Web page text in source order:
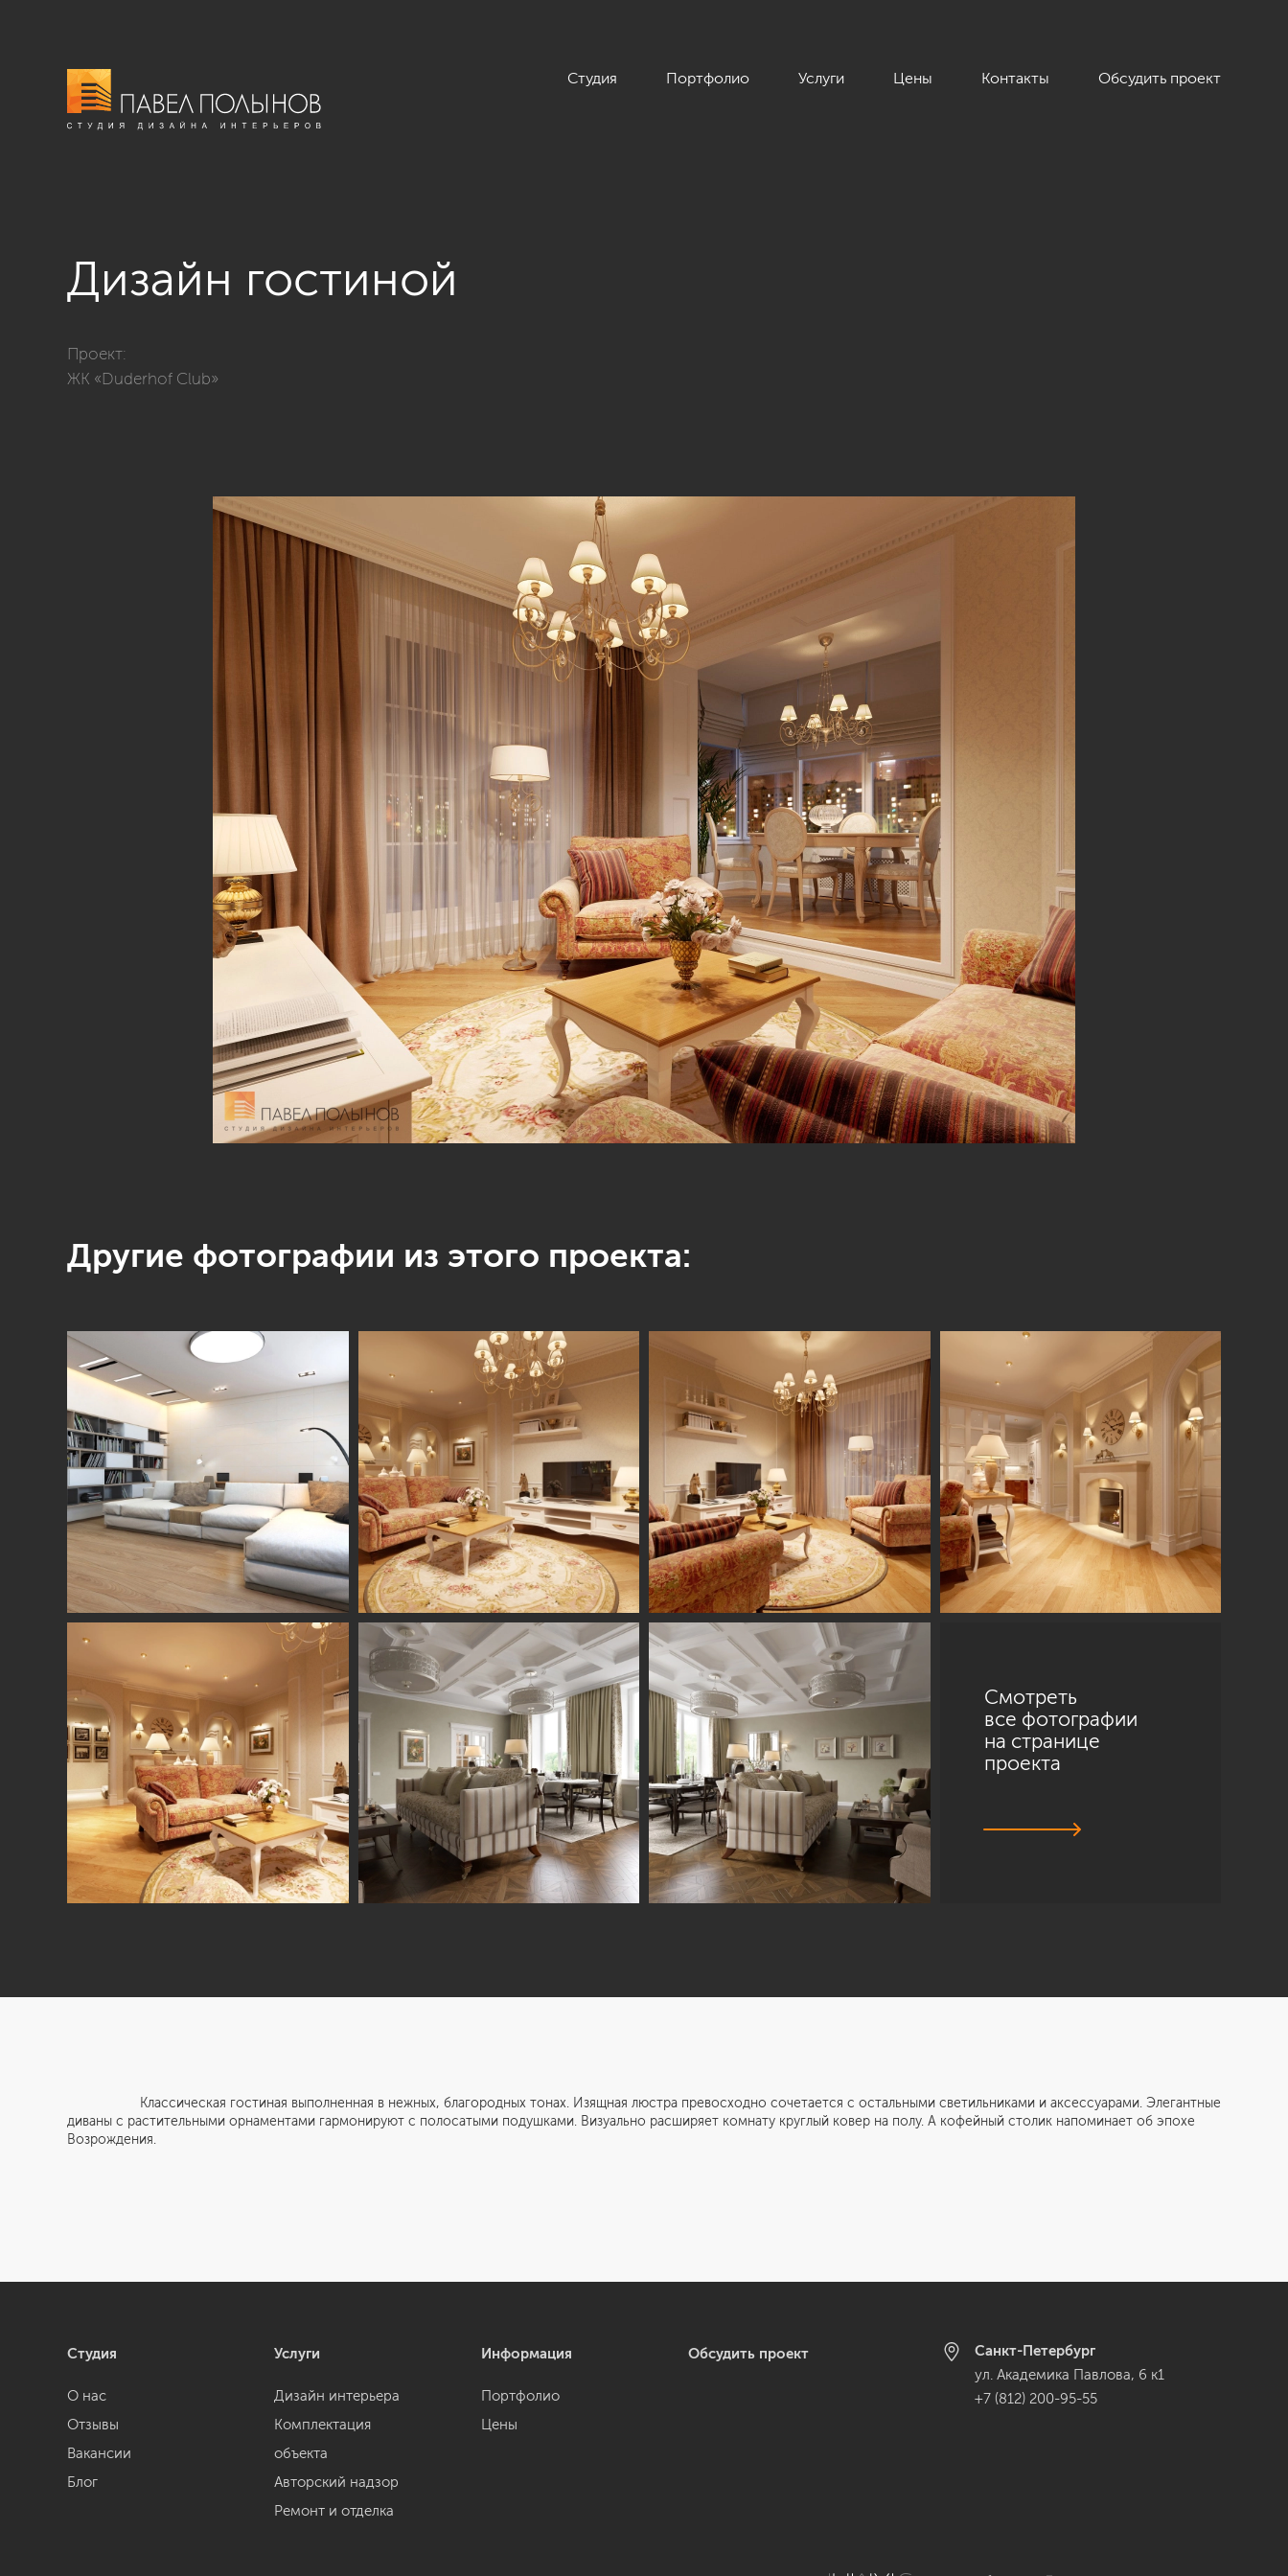
Студия Портфолио Услуги Цены Контакты Обсудить проект
Дизайн гостиной
Проект:
ЖК «Duderhof Club»
Другие фотографии из этого проекта:
Смотреть
все фотографии
на странице
проекта
Классическая гостиная выполненная в нежных, благородных тонах. Изящная люстра превосходно сочетается с остальными светильниками и аксессуарами. Элегантные
диваны с растительными орнаментами гармонируют с полосатыми подушками. Визуально расширяет комнату круглый ковер на полу. А кофейный столик напоминает об эпохе
Возрождения.
Студия
О нас
Отзывы
Вакансии
Блог
Услуги
Дизайн интерьера
Комплектация
объекта
Авторский надзор
Ремонт и отделка
Информация
Портфолио
Цены
Обсудить проект
Санкт-Петербург
ул. Академика Павлова, 6 к1
+7 (812) 200-95-55